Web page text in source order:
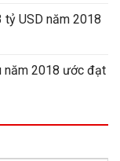
tỷ USD năm 2018
năm 2018 ước đạt